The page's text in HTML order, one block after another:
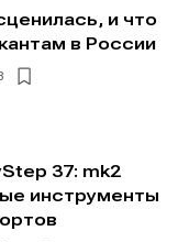
и что
в России
37: mk2
инструменты